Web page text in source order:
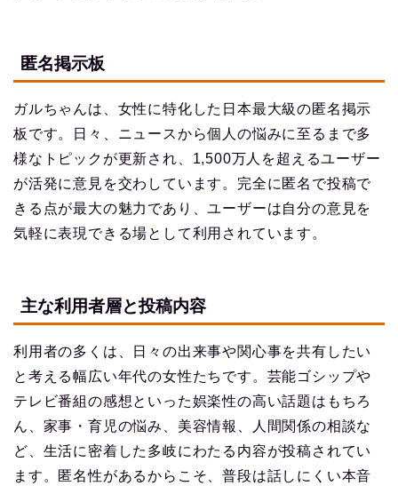
匿名掲示板
ガルちゃんは、女性に特化した日本最大級の匿名掲示
板です。日々、ニュースから個人の悩みに至るまで多
様なトピックが更新され、1,500万人を超えるユーザー
が活発に意見を交わしています。完全に匿名で投稿で
きる点が最大の魅力であり、ユーザーは自分の意見を
気軽に表現できる場として利用されています。
主な利用者層と投稿内容
利用者の多くは、日々の出来事や関心事を共有したい
と考える幅広い年代の女性たちです。芸能ゴシップや
テレビ番組の感想といった娯楽性の高い話題はもちろ
ん、家事・育児の悩み、美容情報、人間関係の相談な
ど、生活に密着した多岐にわたる内容が投稿されてい
ます。匿名性があるからこそ、普段は話しにくい本音